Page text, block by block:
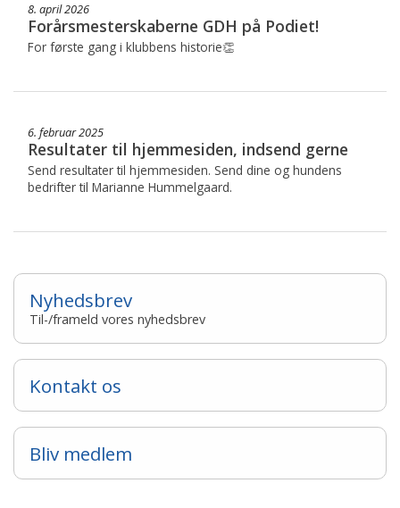
8. april 2026
Forårsmesterskaberne GDH på Podiet!
For første gang i klubbens historie👏
6. februar 2025
Resultater til hjemmesiden, indsend gerne
Send resultater til hjemmesiden. Send dine og hundens
bedrifter til Marianne Hummelgaard.
Nyhedsbrev
Til-/frameld vores nyhedsbrev
Kontakt os
Bliv medlem